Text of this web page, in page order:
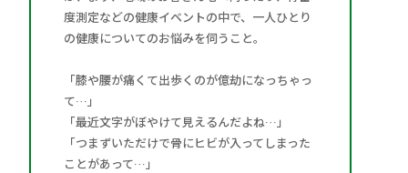
度測定などの健康イベントの中で、一人ひとり
の健康についてのお悩みを伺うこと。
「膝や腰が痛くて出歩くのが億劫になっちゃっ
て…」
「最近文字がぼやけて見えるんだよね…」
「つまずいただけで骨にヒビが入ってしまった
ことがあって…」